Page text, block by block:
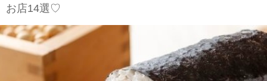
お店14選♡